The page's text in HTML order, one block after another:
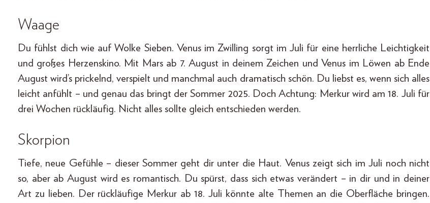
Waage
Du fühlst dich wie auf Wolke Sieben. Venus im Zwilling sorgt im Juli für eine herrliche Leichtigkeit
und großes Herzenskino. Mit Mars ab 7. August in deinem Zeichen und Venus im Löwen ab Ende
August wird’s prickelnd, verspielt und manchmal auch dramatisch schön. Du liebst es, wenn sich alles
leicht anfühlt – und genau das bringt der Sommer 2025. Doch Achtung: Merkur wird am 18. Juli für
drei Wochen rückläufig. Nicht alles sollte gleich entschieden werden.
Skorpion
Tiefe, neue Gefühle – dieser Sommer geht dir unter die Haut. Venus zeigt sich im Juli noch nicht
so, aber ab August wird es romantisch. Du spürst, dass sich etwas verändert – in dir und in deiner
Art zu lieben. Der rückläufige Merkur ab 18. Juli könnte alte Themen an die Oberfläche bringen.